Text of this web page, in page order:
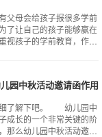
父母会给孩子报很多学前
了让自己的孩子能够赢在
孩子的学前教育，作为
园中秋活动邀请函作用
细了解下吧。 幼儿园中
长的一个非常关键的阶
么幼儿园中秋活动邀请